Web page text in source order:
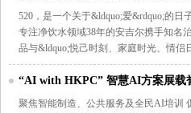
520，是一个关于&ldquo;爱&rdquo;的
专注净饮水领域38年的安吉尔携手知名
品与&ldquo;悦己时刻、家庭时光、情侣
“AI with HKPC” 智慧AI方案展载
聚焦智能制造、公共服务及全民AI培训